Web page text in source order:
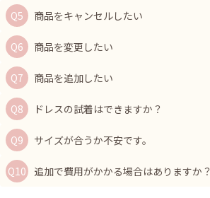
商品をキャンセルしたい
商品を変更したい
商品を追加したい
ドレスの試着はできますか？
サイズが合うか不安です。
追加で費用がかかる場合はありますか？